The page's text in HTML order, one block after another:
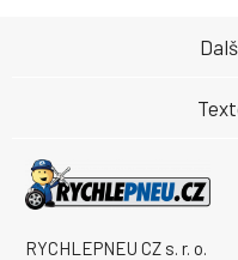
RYCHLEPNEU CZ s. r. o.